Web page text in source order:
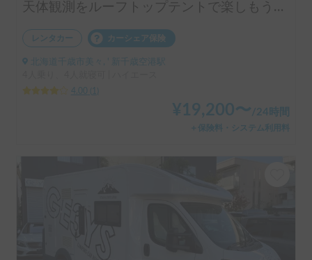
天体観測をルーフトップテントで楽しもう！ "CA"
レンタカー カーシェア保険
北海道千歳市美々, ' 新千歳空港駅
4.00
¥ 19,200〜/24時間
＋保険料・システム利用料